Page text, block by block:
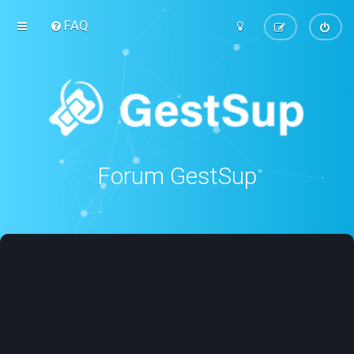
FAQ
Forum GestSup